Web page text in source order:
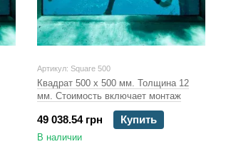
Артикул: Square 500
Квадрат 500 х 500 мм. Толщина 12
мм. Стоимость включает монтаж
49 038.54 грн Купить
В наличии